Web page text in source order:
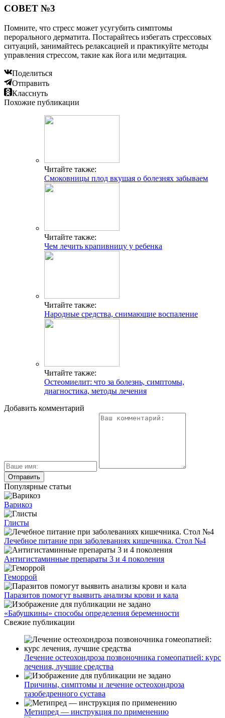
СОВЕТ №3
Помните, что стресс может усугубить симптомы
перорального дерматита. Постарайтесь избегать стрессовых
ситуаций, занимайтесь релаксацией и практикуйте методы
управления стрессом, такие как йога или медитация.
Поделиться
Отправить
Класснуть
Похожие публикации
Читайте также:
Смоковницы плод вкушая о болезнях забываем
Читайте также:
Чем лечить крапивницу у ребенка
Читайте также:
Народные средства, снимающие воспаление
Читайте также:
Остеомиелит: что за болезнь, симптомы,
диагностика, методы лечения
Добавить комментарий
Популярные статьи
Варикоз
Глисты
Лечебное питание при заболеваниях кишечника. Стол №4
Антигистаминные препараты 3 и 4 поколения
Геморрой
Паразитов помогут выявить анализы крови и кала
«Бабушкины» способы определения беременности
Свежие публикации
Лечение остеохондроза позвоночника гомеопатией: курс
лечения, лучшие средства
Причины, симптомы и лечение остеохондроза
тазобедренного сустава
Метипред — инструкция по применению